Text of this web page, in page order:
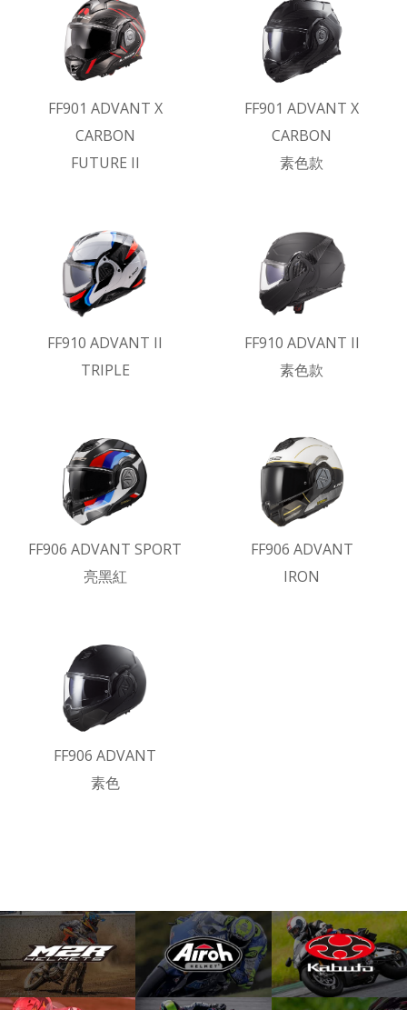
FF901 ADVANT X
CARBON
FUTURE II
FF901 ADVANT X
CARBON
素色款
FF910 ADVANT II
TRIPLE
FF910 ADVANT II
素色款
FF906 ADVANT SPORT
亮黑紅
FF906 ADVANT
IRON
FF906 ADVANT
素色